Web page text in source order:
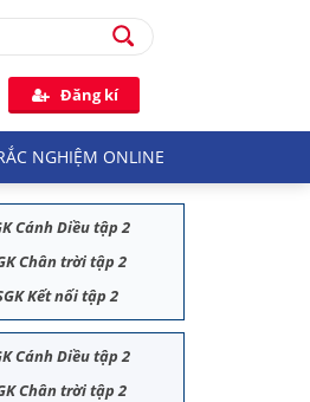
Đăng kí
NGHIỆM ONLINE
Cánh Diều tập 2
Chân trời tập 2
Kết nối tập 2
Cánh Diều tập 2
Chân trời tập 2